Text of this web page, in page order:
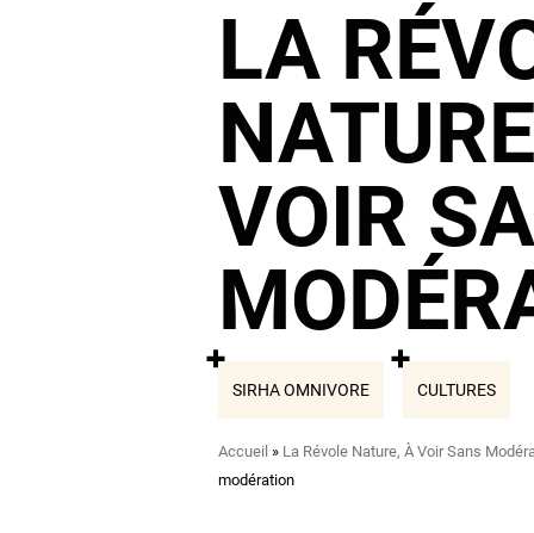
LA
VOIR
SIRHA OMNIVORE CULTURES
Fil
d'Ariane
Accueil La Révole Nature, À Voir Sans
modération